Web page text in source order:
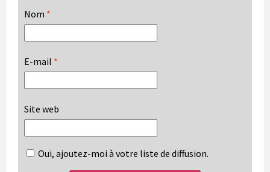
Nom *
E-mail *
Site web
Oui, ajoutez-moi à votre liste de diffusion.